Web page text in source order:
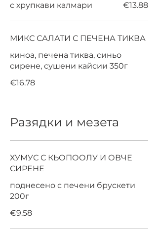
с хрупкави калмари
€13.88
МИКС САЛАТИ С ПЕЧЕНА ТИКВА
киноа, печена тиква, синьо
сирене, сушени кайсии 350г
€16.78
Разядки и мезета
ХУМУС С КЬОПООЛУ И ОВЧЕ
СИРЕНЕ
поднесено с печени брускети
200г
€9.58